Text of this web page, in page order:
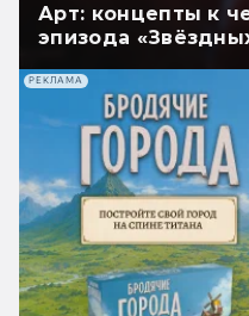
Арт: концепты к
эпизода
РЕКЛАМА